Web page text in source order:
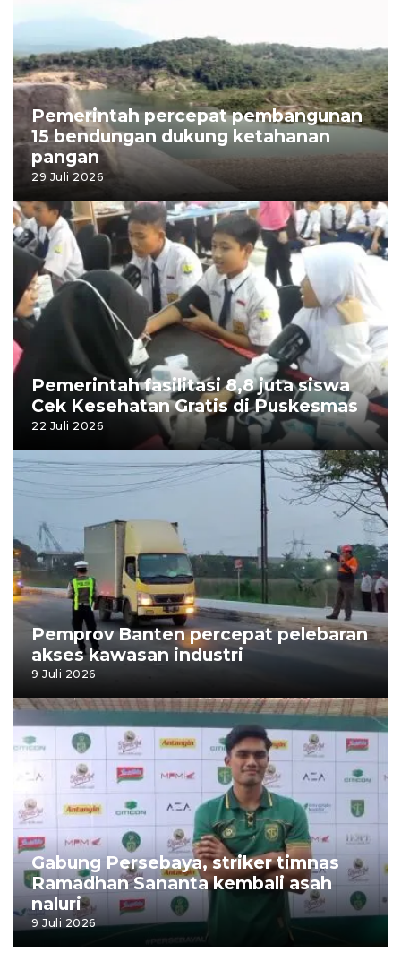
Pemerintah percepat pembangunan
15 bendungan dukung ketahanan
pangan
29 Juli 2026
Pemerintah fasilitasi 8,8 juta siswa
Cek Kesehatan Gratis di Puskesmas
22 Juli 2026
Pemprov Banten percepat pelebaran
akses kawasan industri
9 Juli 2026
Gabung Persebaya, striker timnas
Ramadhan Sananta kembali asah
naluri
9 Juli 2026